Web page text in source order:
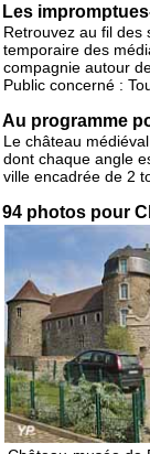
Les
Retrouvez au fil des
temporaire des
compagnie autour
Public concerné :
Au programme
Le château
dont chaque angle
ville encadrée de 2
94 photos pour